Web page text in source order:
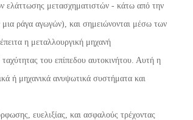
ελάττωσης μετασχηματιστών - κάτω από την
ράγα αγωγών), και σημειώνονται μέσω των
η μεταλλουργική μηχανή
του επίπεδου αυτοκινήτου. Αυτή η
ή μηχανικά ανυψωτικά συστήματα και
ευελιξίας, και ασφαλούς τρέχοντας